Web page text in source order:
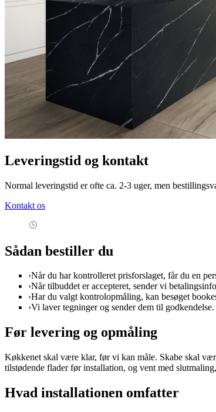
Leveringstid og kontakt
Normal leveringstid er ofte ca. 2-3 uger, men
Kontakt os
Sådan bestiller du
›Når du har kontrolleret prisforslaget, får du en
›Når tilbuddet er accepteret, sender vi
›Har du valgt kontrolopmåling, kan besøget
›Vi laver tegninger og sender dem til
Før levering og opmåling
Køkkenet skal være klar, før vi kan måle. Skabe skal
tilstødende flader før installation, og vent med
Hvad installationen omfatter